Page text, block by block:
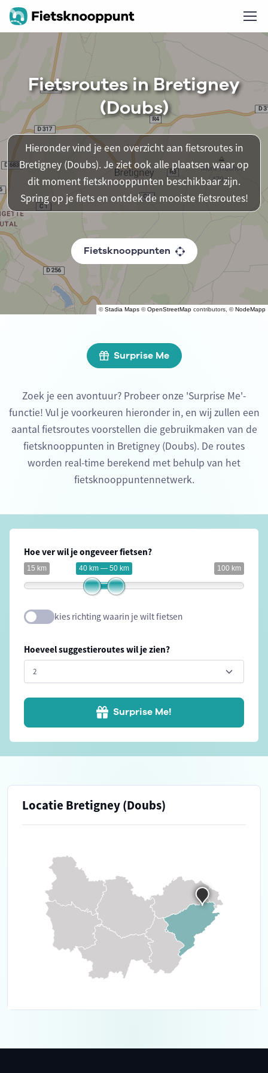
©Stadia Maps ©OpenStreetMap contributors, ©NodeMapp
Fietsroutes in Bretigney
(Doubs)
Hieronder vind je een overzicht aan fietsroutes in
Bretigney (Doubs). Je ziet ook alle plaatsen waar op
dit moment fietsknooppunten beschikbaar zijn.
Spring op je fiets en ontdek de mooiste fietsroutes!
Fietsknooppunten
Surprise Me
Zoek je een avontuur? Probeer onze 'Surprise Me'-
functie! Vul je voorkeuren hieronder in, en wij zullen een
aantal fietsroutes voorstellen die gebruikmaken van de
fietsknooppunten in Bretigney (Doubs). De routes
worden real-time berekend met behulp van het
fietsknooppuntennetwerk.
Hoe ver wil je ongeveer fietsen?
15 km 100 km
40 km — 50 km
kies richting waarin je wilt fietsen
Hoeveel suggestieroutes wil je zien?
Surprise Me!
Locatie Bretigney (Doubs)